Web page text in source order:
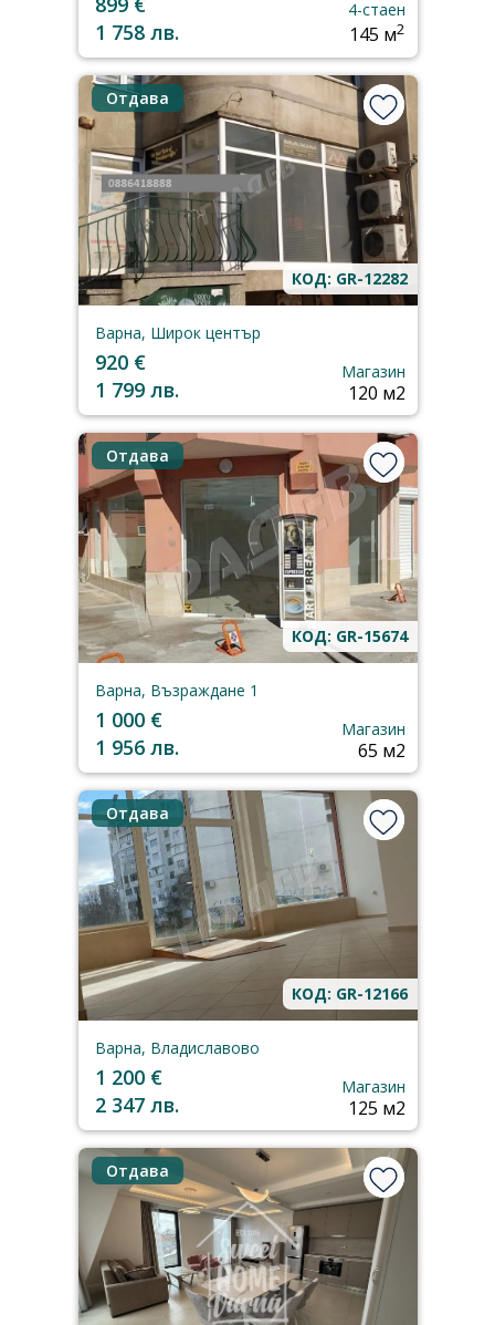
1 758 лв.
4-стаен
145 м2
Отдава
КОД: GR-12282
Варна, Широк център
920 €
1 799 лв.
Магазин
120 м2
Отдава
КОД: GR-15674
Варна, Възраждане 1
1 000 €
1 956 лв.
Магазин
65 м2
Отдава
КОД: GR-12166
Варна, Владиславово
1 200 €
2 347 лв.
Магазин
125 м2
Отдава